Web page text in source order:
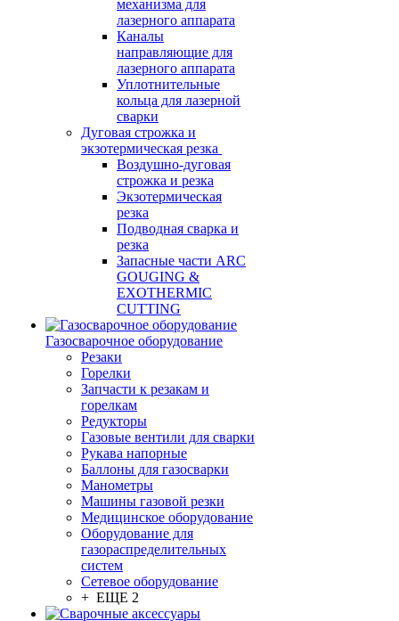
механизма для
лазерного аппарата
Каналы
направляющие для
лазерного аппарата
Уплотнительные
кольца для лазерной
сварки
Дуговая строжка и
экзотермическая резка
Воздушно-дуговая
строжка и резка
Экзотермическая
резка
Подводная сварка и
резка
Запасные части ARC
GOUGING &
EXOTHERMIC
CUTTING
Газосварочное оборудование
Резаки
Горелки
Запчасти к резакам и
горелкам
Редукторы
Газовые вентили для сварки
Рукава напорные
Баллоны для газосварки
Манометры
Машины газовой резки
Медицинское оборудование
Оборудование для
газораспределительных
систем
Сетевое оборудование
+ ЕЩЕ 2